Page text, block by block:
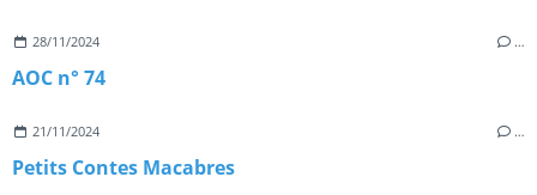
28/11/2024 …
AOC n° 74
21/11/2024 …
Petits Contes Macabres